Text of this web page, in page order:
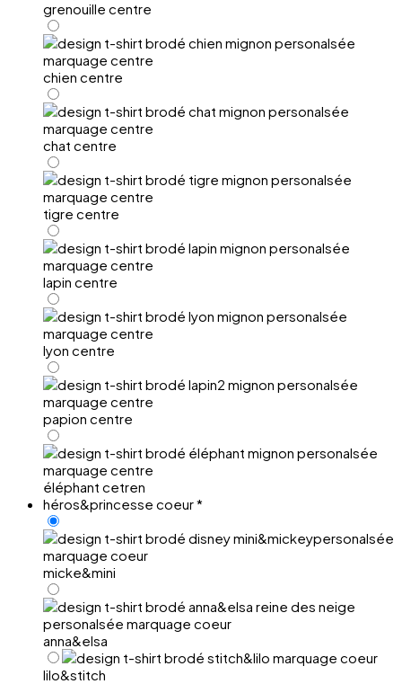
grenouille centre
chien centre
chat centre
tigre centre
lapin centre
lyon centre
papion centre
éléphant cetren
héros&princesse coeur*
micke&mini
anna&elsa
lilo&stitch